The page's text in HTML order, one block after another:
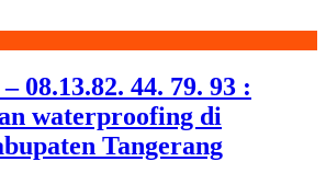
08.13.82. 44. 79. 93 :
waterproofing di
Tangerang